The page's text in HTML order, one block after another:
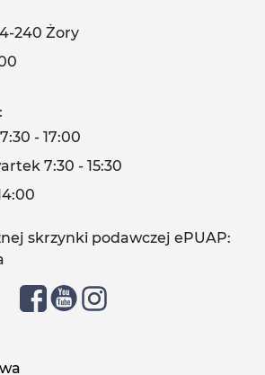
240 Żory
- 17:00
7:30 - 15:30
skrzynki podawczej ePUAP: